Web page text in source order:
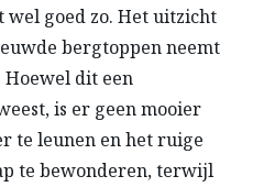
goed zo. Het uitzicht
bergtoppen neemt
Hoewel dit een
is er geen mooier
te leunen en het ruige
te bewonderen, terwijl